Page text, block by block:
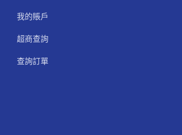
我的賬戶
超商查詢
查詢訂單